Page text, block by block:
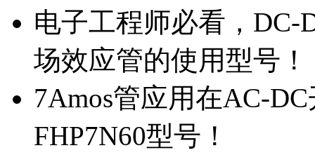
电子工程师必看，DC-
场效应管的使用型号！
7Amos管应用在AC-
FHP7N60型号！